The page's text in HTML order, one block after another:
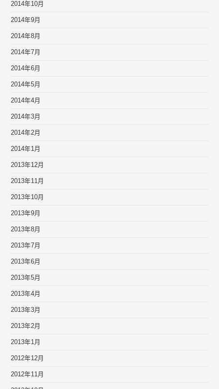
2014年10月
2014年9月
2014年8月
2014年7月
2014年6月
2014年5月
2014年4月
2014年3月
2014年2月
2014年1月
2013年12月
2013年11月
2013年10月
2013年9月
2013年8月
2013年7月
2013年6月
2013年5月
2013年4月
2013年3月
2013年2月
2013年1月
2012年12月
2012年11月